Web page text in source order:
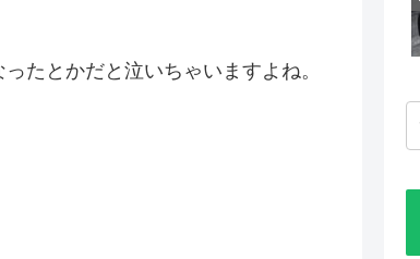
たとかだと泣いちゃいますよね。